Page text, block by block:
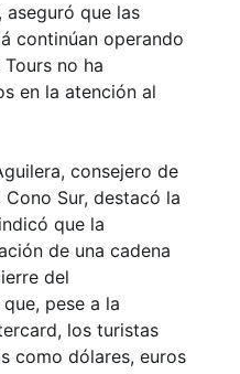
aseguró que las
continúan operando
no ha
en la atención al
consejero de
Sur, destacó la
que la
de una cadena
del
pese a la
los turistas
como dólares, euros